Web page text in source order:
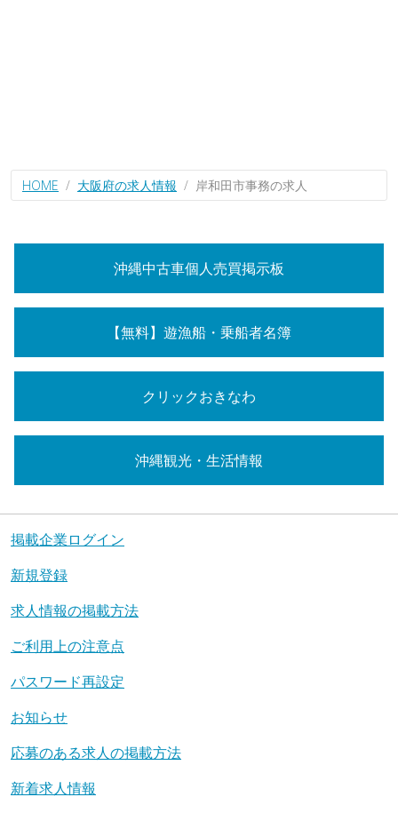
HOME 大阪府の求人情報 岸和田市事務の求人
沖縄中古車個人売買掲示板
【無料】遊漁船・乗船者名簿
クリックおきなわ
沖縄観光・生活情報
掲載企業ログイン
新規登録
求人情報の掲載方法
ご利用上の注意点
パスワード再設定
お知らせ
応募のある求人の掲載方法
新着求人情報